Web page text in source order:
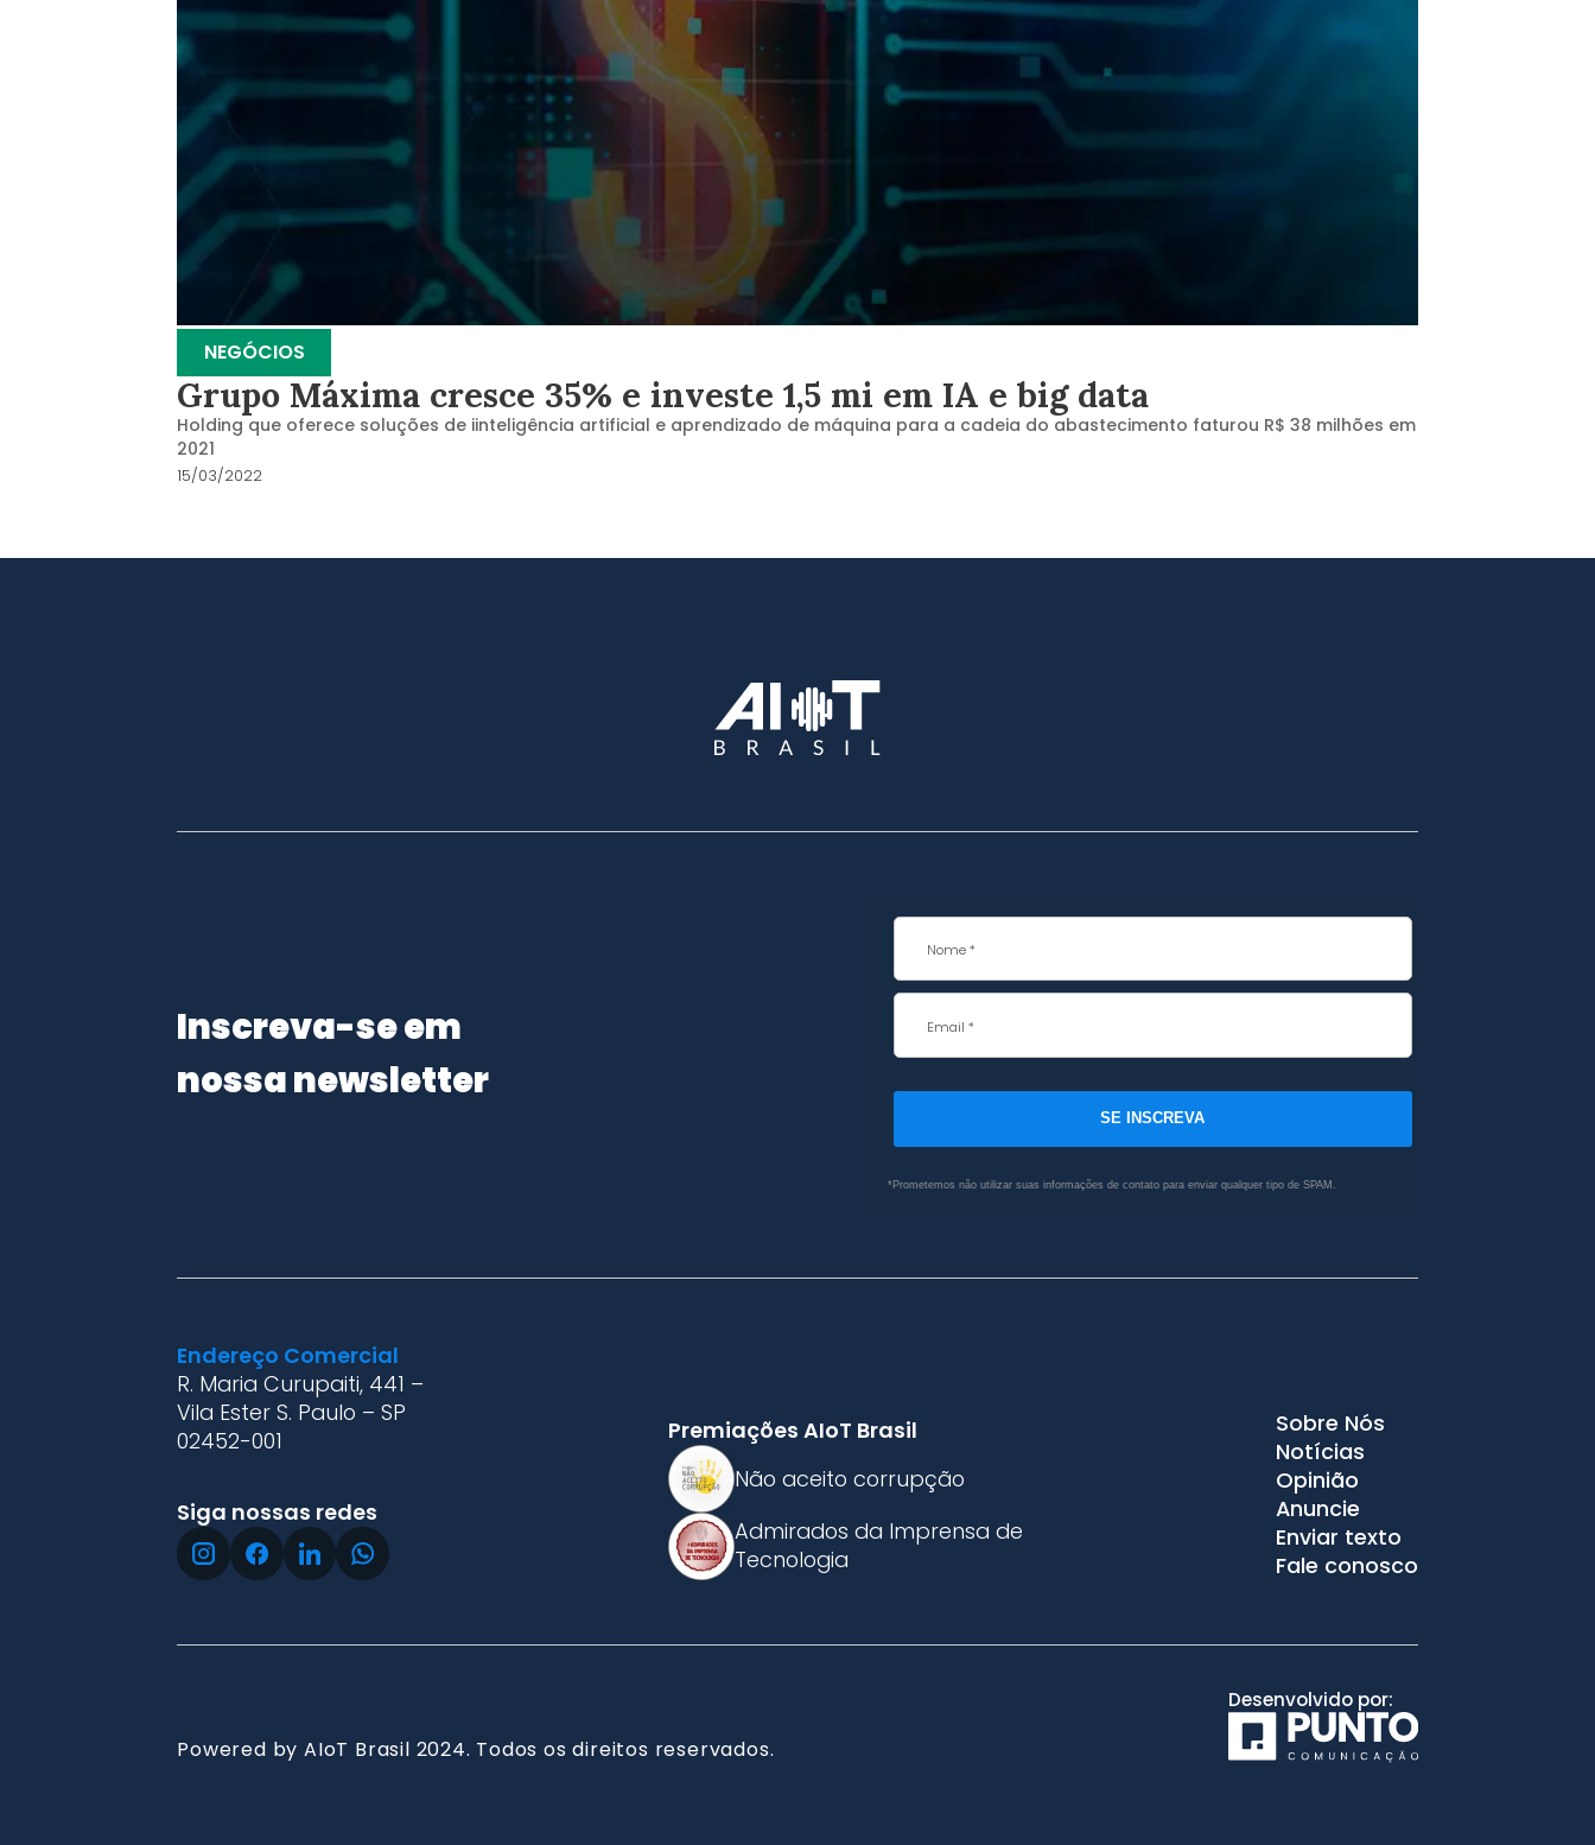
NEGÓCIOS
Grupo Máxima cresce 35% e investe 1,5 mi em IA e big data
Holding que oferece soluções de iinteligência artificial e aprendizado de máquina para a cadeia do abastecimento faturou R$ 38 milhões em
2021
15/03/2022
Inscreva-se em
nossa newsletter
SE INSCREVA
*Prometemos não utilizar suas informações de contato para enviar qualquer tipo de SPAM.
Endereço Comercial
R. Maria Curupaiti, 441 –
Vila Ester S. Paulo – SP
02452-001
Siga nossas redes
Premiações AIoT Brasil
Não aceito corrupção
Admirados da Imprensa de
Tecnologia
Sobre Nós
Notícias
Opinião
Anuncie
Enviar texto
Fale conosco
Powered by AIoT Brasil 2024. Todos os direitos reservados.
Desenvolvido por: